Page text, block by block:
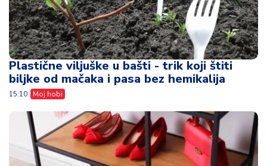
Plastične viljuške u bašti - trik koji štiti
biljke od mačaka i pasa bez hemikalija
15:10 Moj hobi